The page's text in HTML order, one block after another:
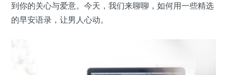
到你的关心与爱意。今天，我们来聊聊，如何用一些精选
的早安语录，让男人心动。